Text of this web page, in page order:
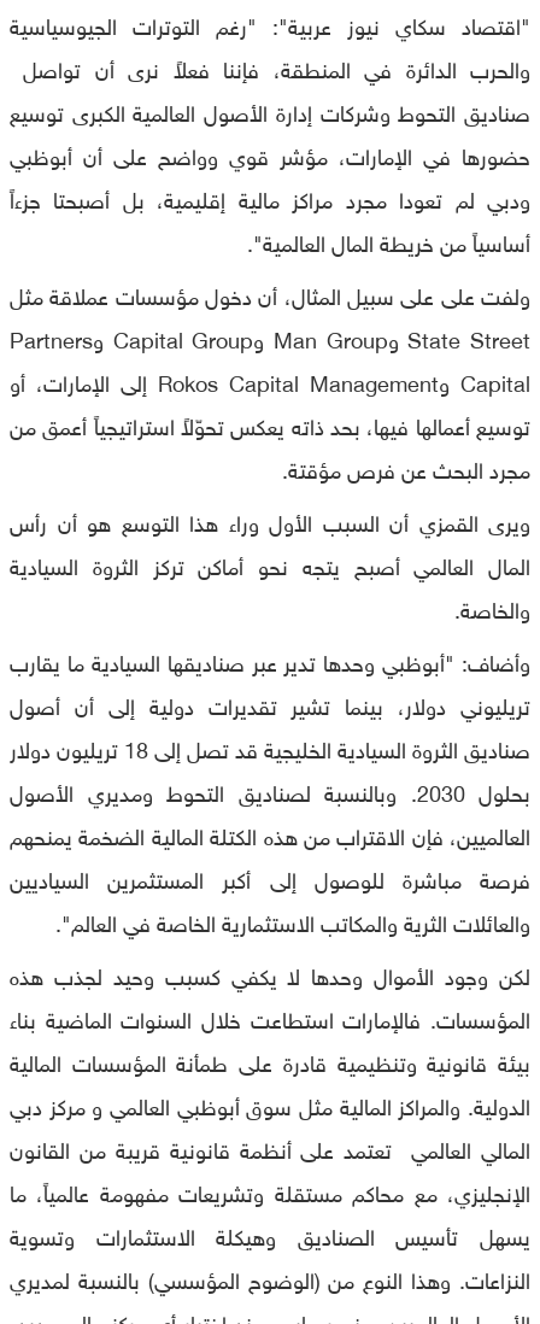
"اقتصاد سكاي نيوز عربية": "رغم التوترات الجيوسياسية
والحرب الدائرة في المنطقة، فإننا فعلاً نرى أن تواصل
صناديق التحوط وشركات إدارة الأصول العالمية الكبرى توسيع
حضورها في الإمارات، مؤشر قوي وواضح على أن أبوظبي
ودبي لم تعودا مجرد مراكز مالية إقليمية، بل أصبحتا جزءاً
أساسياً من خريطة المال العالمية".
ولفت على على سبيل المثال، أن دخول مؤسسات عملاقة مثل
State Street وMan Group وCapital Group وPartners
Capital وRokos Capital Management إلى الإمارات، أو
توسيع أعمالها فيها، بحد ذاته يعكس تحوّلاً استراتيجياً أعمق من
مجرد البحث عن فرص مؤقتة.
ويرى القمزي أن السبب الأول وراء هذا التوسع هو أن رأس
المال العالمي أصبح يتجه نحو أماكن تركز الثروة السيادية
والخاصة.
وأضاف: "أبوظبي وحدها تدير عبر صناديقها السيادية ما يقارب
تريليوني دولار، بينما تشير تقديرات دولية إلى أن أصول
صناديق الثروة السيادية الخليجية قد تصل إلى 18 تريليون دولار
بحلول 2030. وبالنسبة لصناديق التحوط ومديري الأصول
العالميين، فإن الاقتراب من هذه الكتلة المالية الضخمة يمنحهم
فرصة مباشرة للوصول إلى أكبر المستثمرين السياديين
والعائلات الثرية والمكاتب الاستثمارية الخاصة في العالم".
لكن وجود الأموال وحدها لا يكفي كسبب وحيد لجذب هذه
المؤسسات. فالإمارات استطاعت خلال السنوات الماضية بناء
بيئة قانونية وتنظيمية قادرة على طمأنة المؤسسات المالية
الدولية. والمراكز المالية مثل سوق أبوظبي العالمي و مركز دبي
المالي العالمي تعتمد على أنظمة قانونية قريبة من القانون
الإنجليزي، مع محاكم مستقلة وتشريعات مفهومة عالمياً، ما
يسهل تأسيس الصناديق وهيكلة الاستثمارات وتسوية
النزاعات. وهذا النوع من (الوضوح المؤسسي) بالنسبة لمديري